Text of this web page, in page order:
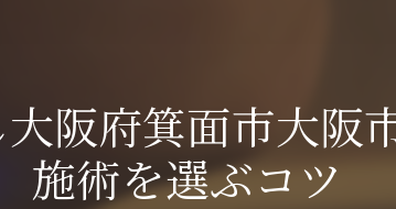
阪府箕面市大阪
施術を選ぶコツ